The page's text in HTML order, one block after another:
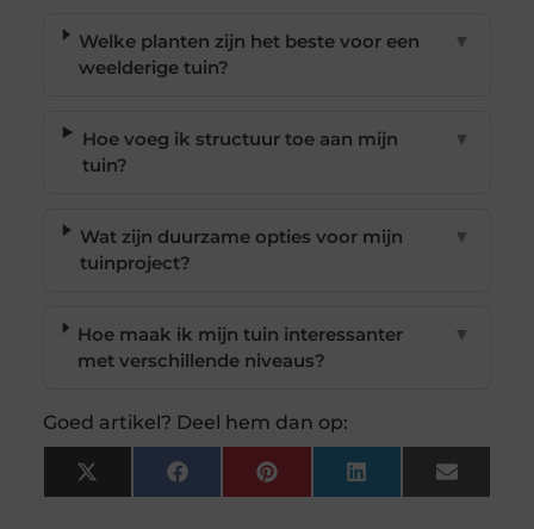
Welke planten zijn het beste voor een
weelderige tuin?
▼
Hoe voeg ik structuur toe aan mijn
tuin?
▼
Wat zijn duurzame opties voor mijn
tuinproject?
▼
Hoe maak ik mijn tuin interessanter
met verschillende niveaus?
▼
Goed artikel? Deel hem dan op:
X
(Twitter)
FacebookPinterest LinkedIn Email